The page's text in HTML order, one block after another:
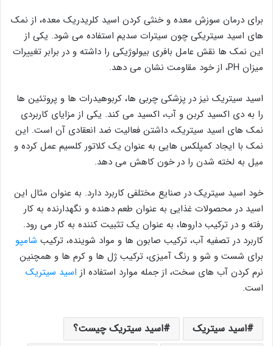
برای درمان سوزش معده و خنثی کردن اسید کلریدریک معده، از نمک
های اسید سیتریکی چون سیترات سدیم استفاده می شود. یکی از
این نمک ها نقش عامل بافری بیولوژیکی را داشته و در برابر تغییرات
میزان PH، از خود مقاومت نشان می دهد.
اسید سیتریک نیز در پزشکی چربی ها، کربوهیدرات ها و پروتئین ها
را به دی اکسید کربن و آب، اکسید می کند. یکی از مزایای کاربردی
نمک های اسید سیتریک، داشتن فعالیت ضد انعقادی آن است. این
نمک با ایجاد کمپلکس هایی به عنوان یک کلاتور کلسیم عمل کرده و
میل به لخته شدن را در خون کاهش می دهد.
خود اسید سیتریک در صنایع مختلفی کاربرد دارد. به عنوان مثال این
اسید در محصولات غذایی به عنوان طعم دهنده و نگهدارنده به کار
رفته و در ترکیب داروها، به عنوان یک تثبیت کننده به کار می رود.
کاربرد در تصفیه آب، ترکیب صابون ها و مواد شوینده، ترکیب شامپو
برای شست و شو و رنگ آمیزی، ترکیب ژل ها و کرم ها و همچنین
نرم کردن آب های سخت، از جمله موارد استفاده از اسید سیتریک
است.
اسید سیتریک
اسید سیتریک چیست؟